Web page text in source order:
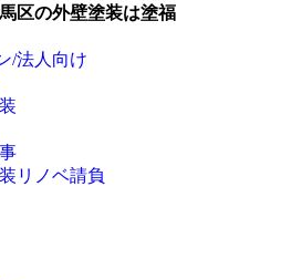
区の外壁塗装は塗福
/法人向け
リノベ請負